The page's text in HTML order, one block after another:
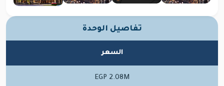
تفاصيل الوحدة
السعر
EGP 2.08M